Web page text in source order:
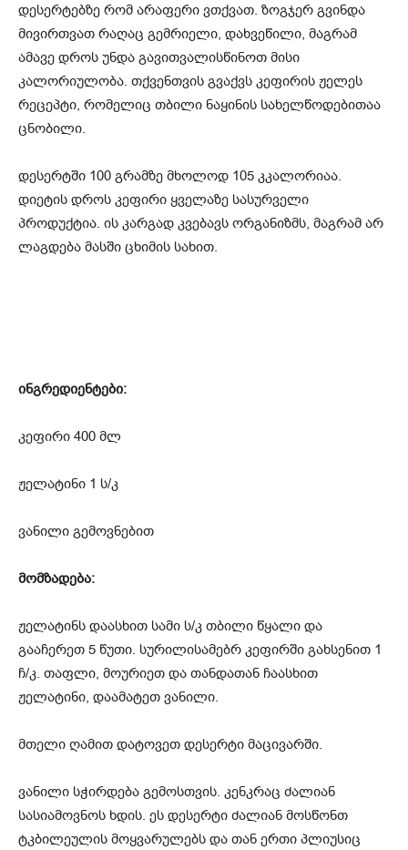
დესერტებზე რომ არაფერი ვთქვათ. ზოგჯერ გვინდა
მივირთვათ რაღაც გემრიელი, დახვეწილი, მაგრამ
ამავე დროს უნდა გავითვალისწინოთ მისი
კალორიულობა. თქვენთვის გვაქვს კეფირის ჟელეს
რეცეპტი, რომელიც თბილი ნაყინის სახელწოდებითაა
ცნობილი.
დესერტში 100 გრამზე მხოლოდ 105 კკალორიაა.
დიეტის დროს კეფირი ყველაზე სასურველი
პროდუქტია. ის კარგად კვებავს ორგანიზმს, მაგრამ არ
ლაგდება მასში ცხიმის სახით.
ინგრედიენტები:
კეფირი 400 მლ
ჟელატინი 1 ს/კ
ვანილი გემოვნებით
მომზადება:
ჟელატინს დაასხით სამი ს/კ თბილი წყალი და
გააჩერეთ 5 წუთი. სურილისამებრ კეფირში გახსენით 1
ჩ/კ. თაფლი, მოურიეთ და თანდათან ჩაასხით
ჟელატინი, დაამატეთ ვანილი.
მთელი ღამით დატოვეთ დესერტი მაცივარში.
ვანილი სჭირდება გემოსთვის. კენკრაც ძალიან
სასიამოვნოს ხდის. ეს დესერტი ძალიან მოსწონთ
ტკბილეულის მოყვარულებს და თან ერთი პლიუსიც